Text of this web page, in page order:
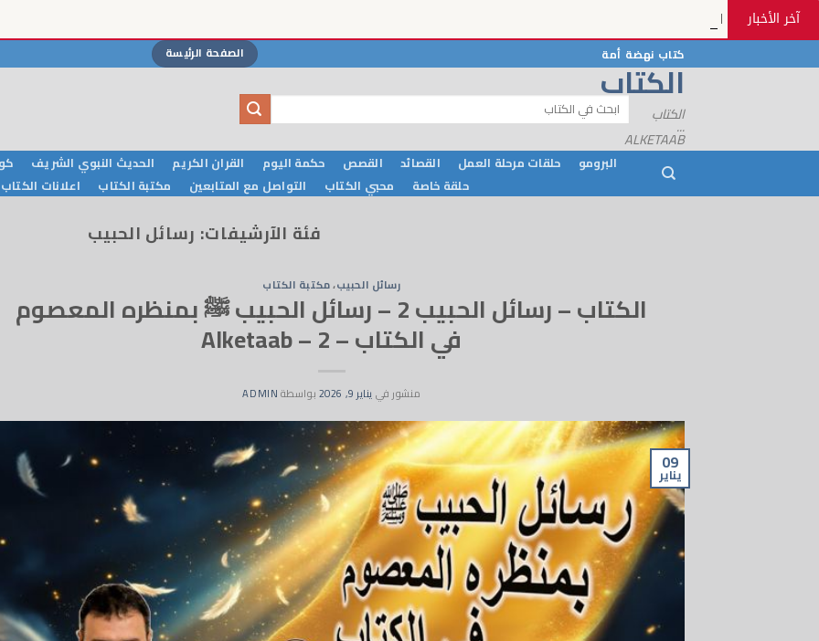
آخر الأخبار الكتاب - رسائل الحبيب 12 - رسائل الحبيب ﷺ بمنظره المعصوم في الكتاب - 12 - Alketaab
للمحتوى
كتاب نهضة أمة الصفحة الرئيسة
الكتاب
الكتاب
...
ALKETAAB
البحث
عن:
البرومو حلقات مرحلة العمل القصائد القصص حكمة اليوم القران الكريم الحديث النبوي الشريف
حلقة خاصة
محبي الكتاب التواصل مع المتابعين مكتبة الكتاب اعلانات الكتاب
فئة الآرشيفات: رسائل الحبيب
رسائل الحبيب،مكتبة الكتاب
الكتاب – رسائل الحبيب 2 – رسائل الحبيب ﷺ بمنظره المعصوم
في الكتاب – 2 – Alketaab
منشور في يناير 9, 2026 بواسطةADMIN
09
يناير